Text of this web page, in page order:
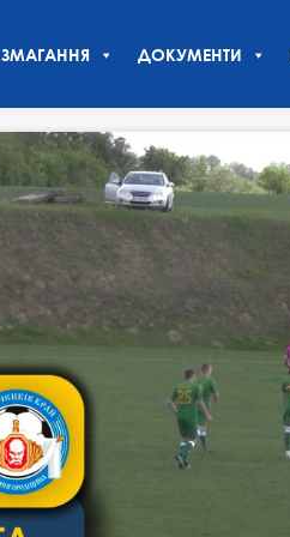
ЗМАГАННЯ ДОКУМЕНТИ